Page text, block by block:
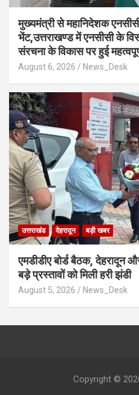
मुख्यमंत्री से महानिदेशक
भेंट,उत्तराखण्ड में एनसीसी के
संरचना के विकास पर हुई
August 6, 2026 News_Desk
उत्तराखंड देहरादून बड़ी खबर
एमडीडीए बोर्ड बैठक, देहरादून
बड़े प्रस्तावों को मिली हरी झंडी
August 5, 2026 News_Desk
Copyright ©